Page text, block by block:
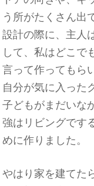
う所がたくさん出
設計の際に、主人
して、私はどこで
言って作ってもら
自分が気に入った
子どもがまだいな
強はリビングです
めに作りました。
やはり家を建てた